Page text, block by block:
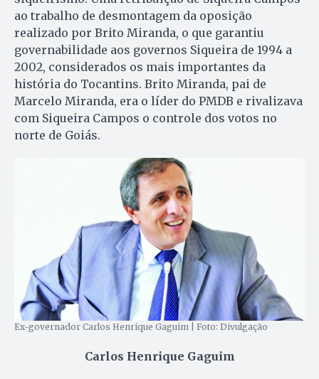
ao trabalho de desmontagem da oposição
realizado por Brito Miranda, o que garantiu
governabilidade aos governos Siqueira de 1994 a
2002, considerados os mais importantes da
história do Tocantins. Brito Miranda, pai de
Marcelo Miranda, era o líder do PMDB e rivalizava
com Siqueira Campos o controle dos votos no
norte de Goiás.
Ex-governador Carlos Henrique Gaguim | Foto: Divulgação
Carlos Henrique Gaguim